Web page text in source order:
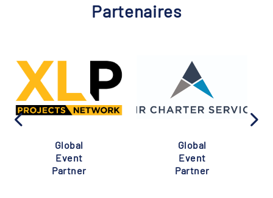
Partenaires
Global
Event
Partner
Global
Event
Partner